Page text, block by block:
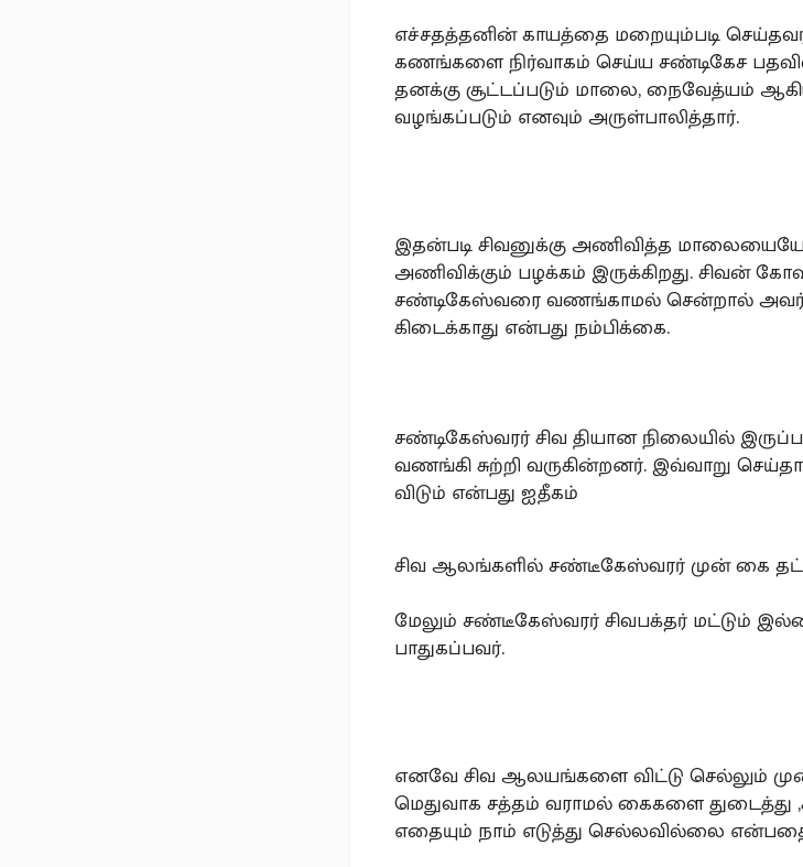
எச்சதத்தனின் காயத்தை மறையும்படி செய்தவர்,
கணங்களை நிர்வாகம் செய்ய சண்டிகேச
தனக்கு சூட்டப்படும் மாலை, நைவேத்யம்
வழங்கப்படும் எனவும் அருள்பாலித்தார்.
இதன்படி சிவனுக்கு அணிவித்த
அணிவிக்கும் பழக்கம் இருக்கிறது. சிவன்
சண்டிகேஸ்வரை வணங்காமல் சென்றால்
கிடைக்காது என்பது நம்பிக்கை.
சண்டிகேஸ்வரர் சிவ தியான நிலையில்
வணங்கி சுற்றி வருகின்றனர். இவ்வாறு
விடும் என்பது ஐதீகம்
சிவ ஆலங்களில் சண்டீகேஸ்வரர் முன் கை
மேலும் சண்டீகேஸ்வரர் சிவபக்தர் மட்டும்
பாதுகப்பவர்.
எனவே சிவ ஆலயங்களை விட்டு செல்லும்
மெதுவாக சத்தம் வராமல் கைகளை துடைத்து
எதையும் நாம் எடுத்து செல்லவில்லை